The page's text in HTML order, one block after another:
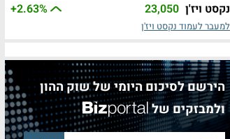
נקסט ויז'ן 23,050
+2.63%
למעבר לעמוד נקסט ויז'ן
הירשם לסיכום היומי של שוק ההון
ולמבזקים של